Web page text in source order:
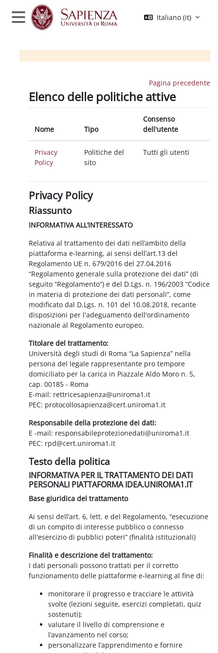
Vai al contenuto principale
Pannello laterale
Italiano ‎(it)‎
Pagina precedente
Elenco delle politiche attive
Nome Tipo
Consenso
dell'utente
Privacy
Policy
Politiche del
sito
Tutti gli utenti
Privacy Policy
Riassunto
INFORMATIVA ALL’INTERESSATO
Relativa al trattamento dei dati nell’ambito della
piattaforma e-learning, ai sensi dell’art.13 del
Regolamento UE n. 679/2016 del 27.04.2016
“Regolamento generale sulla protezione dei dati” (di
seguito “Regolamento”) e del D.Lgs. n. 196/2003 “Codice
in materia di protezione dei dati personali”, come
modificato dal D.Lgs. n. 101 del 10.08.2018, recante
disposizioni per l'adeguamento dell'ordinamento
nazionale al Regolamento europeo.
Titolare del trattamento:
Università degli studi di Roma “La Sapienza” nella
persona del legale rappresentante pro tempore
domiciliato per la carica in Piazzale Aldo Moro n. 5,
cap. 00185 - Roma
E-mail: rettricesapienza@uniroma1.it
PEC: protocollosapienza@cert.uniroma1.it
Responsabile della protezione dei dati:
E -mail: responsabileprotezionedati@uniroma1.it
PEC: rpd@cert.uniroma1.it
Testo della politica
INFORMATIVA PER IL TRATTAMENTO DEI DATI
PERSONALI PIATTAFORMA IDEA.UNIROMA1.IT
Base giuridica del trattamento
Ai sensi dell’art. 6, lett. e del Regolamento, “esecuzione
di un compito di interesse pubblico o connesso
all'esercizio di pubblici poteri” (finalità istituzionali)
Finalità e descrizione del trattamento:
I dati personali possono trattati per il corretto
funzionamento delle piattaforme e-learning al fine di:
monitorare il progresso e tracciare le attività
svolte (lezioni seguite, esercizi completati, quiz
sostenuti);
valutare il livello di comprensione e
l’avanzamento nel corso;
personalizzare l’apprendimento e fornire